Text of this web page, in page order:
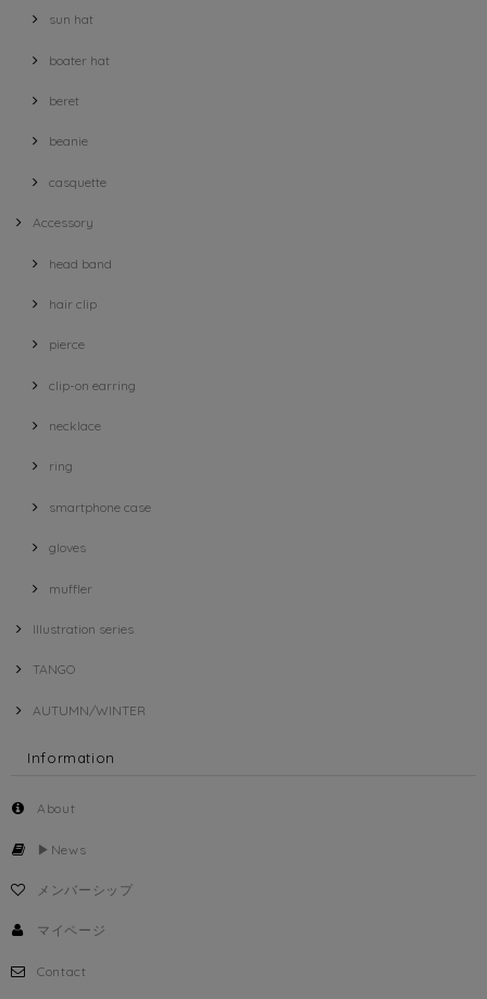
sun hat
boater hat
beret
beanie
casquette
Accessory
head band
hair clip
pierce
clip-on earring
necklace
ring
smartphone case
gloves
muffler
Illustration series
TANGO
AUTUMN/WINTER
Information
About
▶︎News
メンバーシップ
マイページ
Contact